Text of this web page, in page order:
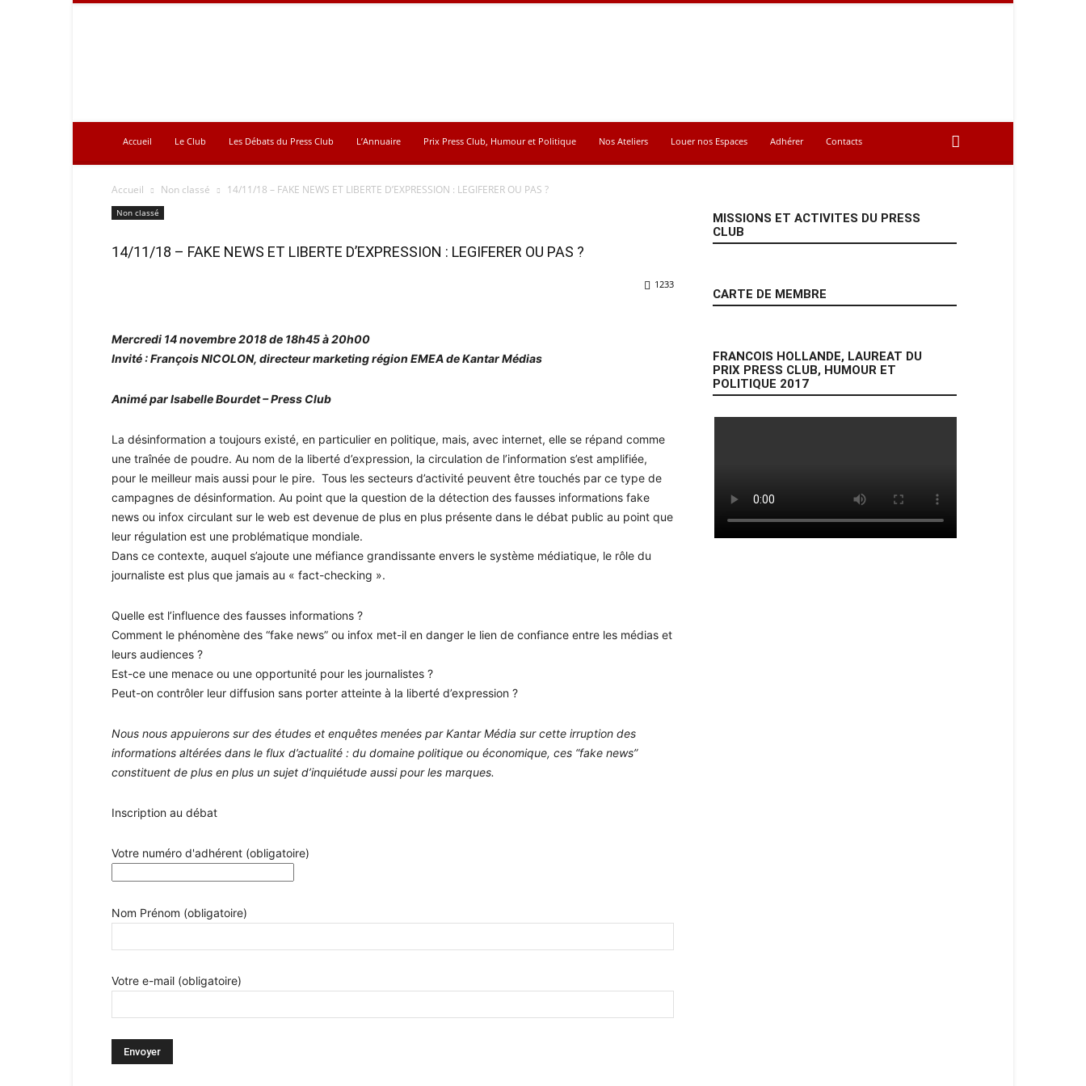
Accueil Le Club Les Débats du Press Club L’Annuaire Prix Press Club, Humour et Politique Nos Ateliers Louer nos Espaces Adhérer Contacts
Accueil Non classé 14/11/18 – FAKE NEWS ET LIBERTE D’EXPRESSION : LEGIFERER OU PAS ?
Non classé
14/11/18 – FAKE NEWS ET LIBERTE D’EXPRESSION : LEGIFERER OU PAS ?
1233
Mercredi 14 novembre 2018 de 18h45 à 20h00
Invité : François NICOLON, directeur marketing région EMEA de Kantar Médias
Animé par Isabelle Bourdet – Press Club
La désinformation a toujours existé, en particulier en politique, mais, avec internet, elle se répand comme
une traînée de poudre. Au nom de la liberté d’expression, la circulation de l’information s’est amplifiée,
pour le meilleur mais aussi pour le pire. Tous les secteurs d’activité peuvent être touchés par ce type de
campagnes de désinformation. Au point que la question de la détection des fausses informations fake
news ou infox circulant sur le web est devenue de plus en plus présente dans le débat public au point que
leur régulation est une problématique mondiale.
Dans ce contexte, auquel s’ajoute une méfiance grandissante envers le système médiatique, le rôle du
journaliste est plus que jamais au « fact-checking ».
Quelle est l’influence des fausses informations ?
Comment le phénomène des “fake news” ou infox met-il en danger le lien de confiance entre les médias et
leurs audiences ?
Est-ce une menace ou une opportunité pour les journalistes ?
Peut-on contrôler leur diffusion sans porter atteinte à la liberté d’expression ?
Nous nous appuierons sur des études et enquêtes menées par Kantar Média sur cette irruption des
informations altérées dans le flux d’actualité : du domaine politique ou économique, ces “fake news”
constituent de plus en plus un sujet d’inquiétude aussi pour les marques.
Inscription au débat
Votre numéro d'adhérent (obligatoire)
Nom Prénom (obligatoire)
Votre e-mail (obligatoire)
MISSIONS ET ACTIVITES DU PRESS
CLUB
CARTE DE MEMBRE
FRANCOIS HOLLANDE, LAUREAT DU
PRIX PRESS CLUB, HUMOUR ET
POLITIQUE 2017